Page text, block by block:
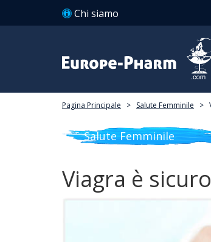
Chi siamo
Pagina Principale > Salute Femminile >
Salute Femminile
Viagra è sicuro